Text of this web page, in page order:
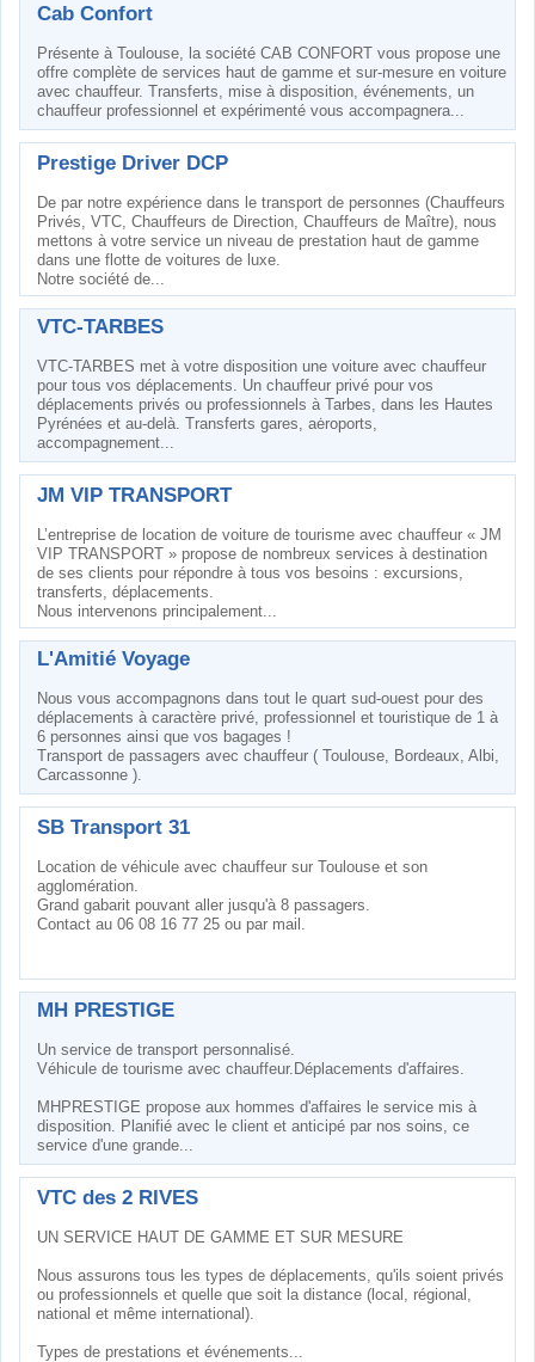
Cab Confort
Présente à Toulouse, la société CAB CONFORT vous propose une
offre complète de services haut de gamme et sur-mesure en voiture
avec chauffeur. Transferts, mise à disposition, événements, un
chauffeur professionnel et expérimenté vous accompagnera...
Prestige Driver DCP
De par notre expérience dans le transport de personnes (Chauffeurs
Privés, VTC, Chauffeurs de Direction, Chauffeurs de Maître), nous
mettons à votre service un niveau de prestation haut de gamme
dans une flotte de voitures de luxe.
Notre société de...
VTC-TARBES
VTC-TARBES met à votre disposition une voiture avec chauffeur
pour tous vos déplacements. Un chauffeur privé pour vos
déplacements privés ou professionnels à Tarbes, dans les Hautes
Pyrénées et au-delà. Transferts gares, aėroports,
accompagnement...
JM VIP TRANSPORT
L’entreprise de location de voiture de tourisme avec chauffeur « JM
VIP TRANSPORT » propose de nombreux services à destination
de ses clients pour répondre à tous vos besoins : excursions,
transferts, déplacements.
Nous intervenons principalement...
L'Amitié Voyage
Nous vous accompagnons dans tout le quart sud-ouest pour des
déplacements à caractère privé, professionnel et touristique de 1 à
6 personnes ainsi que vos bagages !
Transport de passagers avec chauffeur ( Toulouse, Bordeaux, Albi,
Carcassonne ).
SB Transport 31
Location de véhicule avec chauffeur sur Toulouse et son
agglomération.
Grand gabarit pouvant aller jusqu'à 8 passagers.
Contact au 06 08 16 77 25 ou par mail.
MH PRESTIGE
Un service de transport personnalisé.
Véhicule de tourisme avec chauffeur.Déplacements d'affaires.
MHPRESTIGE propose aux hommes d'affaires le service mis à
disposition. Planifié avec le client et anticipé par nos soins, ce
service d'une grande...
VTC des 2 RIVES
UN SERVICE HAUT DE GAMME ET SUR MESURE
Nous assurons tous les types de déplacements, qu'ils soient privés
ou professionnels et quelle que soit la distance (local, régional,
national et même international).
Types de prestations et événements...